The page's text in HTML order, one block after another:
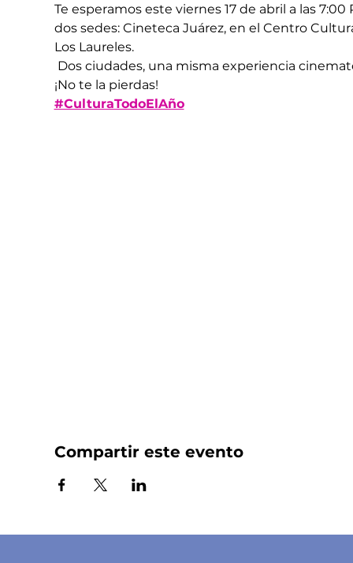
Te esperamos este viernes 17 de abril a las
dos sedes: Cineteca Juárez, en el Centro
Los Laureles.
Dos ciudades, una misma experiencia
¡No te la pierdas!
#CulturaTodoElAño
Compartir este evento